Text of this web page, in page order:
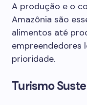
A produção e o
Amazônia são
alimentos até
empreendedores
prioridade.
Turismo